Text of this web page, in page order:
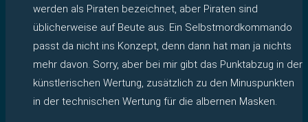
werden als Piraten bezeichnet, aber Piraten sind
üblicherweise auf Beute aus. Ein Selbstmordkommando
passt da nicht ins Konzept, denn dann hat man ja nichts
mehr davon. Sorry, aber bei mir gibt das Punktabzug in der
künstlerischen Wertung, zusätzlich zu den Minuspunkten
in der technischen Wertung für die albernen Masken.